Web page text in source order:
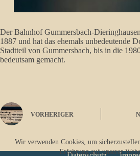
Wir verwenden Cookies, um
Erfahrung auf unserer
Der Bahnhof Gummersbach-
1887 und hat das ehemals unbedeutende
Stadtteil von Gummersbach, bis in die
bedeutsam gemacht.
VORHERIGER